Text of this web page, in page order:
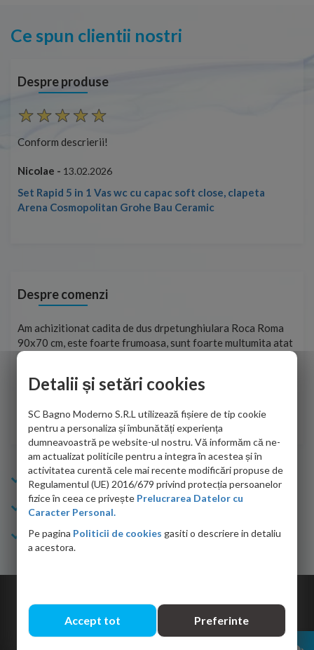
Ce spun clientii nostri
Despre produse
Conform descrierii!
Nicolae - 13.02.2026
Set Rapid 5 in 1 Vas wc cu capac soft close, clapeta
Arena Cosmopolitan Grohe Bau Ceramic
Despre comenzi
Am achizitionat cadita de dus drpetunghiulara Roca Roma
90x70 cm, este foarte frumoasa, sunt foarte multumita atat
de personalul firmei dvs. cu care am colaborat in obtinerea
adus coletul in siguranta.Numai bine, va doresc!
Sofrone Viviana -28.07.2026
Info Bagno
Cumparaturi
Suport clienti
Detalii și setări cookies
SC Bagno Moderno S.R.L utilizează fișiere de tip cookie
pentru a personaliza și îmbunătăți experiența
dumneavoastră pe website-ul nostru. Vă informăm că ne-
am actualizat politicile pentru a integra în acestea și în
activitatea curentă cele mai recente modificări propuse de
Regulamentul (UE) 2016/679 privind protecția persoanelor
fizice în ceea ce privește Prelucrarea Datelor cu
Caracter Personal.
Pe pagina Politicii de cookies gasiti o descriere in detaliu
a acestora.
Accept tot Preferinte